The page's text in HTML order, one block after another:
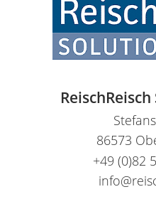
86573
+49 (0)82